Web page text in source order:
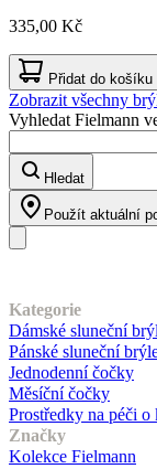
335,00 Kč
Přidat do košíku
Zobrazit všechny
Vyhledat Fielmann
Hledat
Použít aktuální
Kategorie
Dámské sluneční
Pánské sluneční
Jednodenní čočky
Měsíční čočky
Prostředky na péči
Značky
Kolekce Fielmann